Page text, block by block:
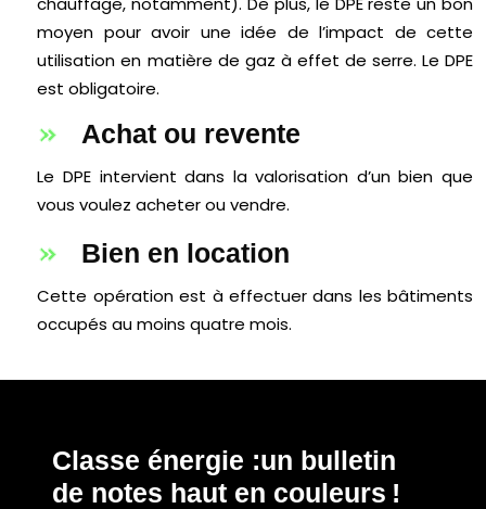
moyen pour avoir une idée de l’impact de cette
utilisation en matière de gaz à effet de serre. Le DPE
est obligatoire.
Achat ou revente
Le DPE intervient dans la valorisation d’un bien que
vous voulez acheter ou vendre.
Bien en location
Cette opération est à effectuer dans les bâtiments
occupés au moins quatre mois.
Classe énergie :un bulletin
de notes haut en couleurs !